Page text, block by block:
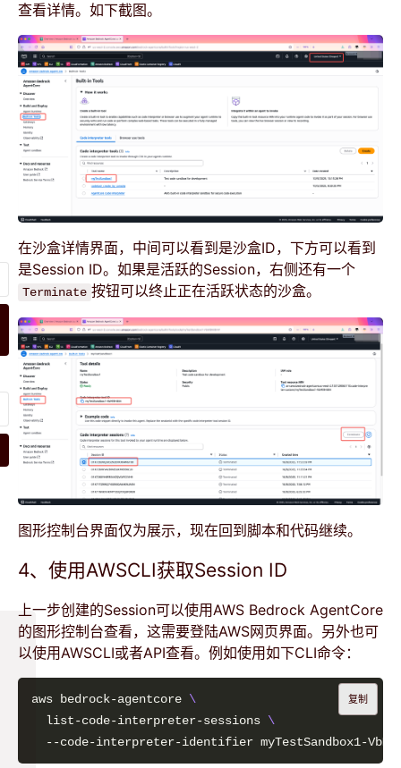
查看详情。如下截图。
在沙盒详情界面，中间可以看到是沙盒ID，下方可以看到
是Session ID。如果是活跃的Session，右侧还有一个
Terminate 按钮可以终止正在活跃状态的沙盒。
图形控制台界面仅为展示，现在回到脚本和代码继续。
4、使用AWSCLI获取Session ID
上一步创建的Session可以使用AWS Bedrock AgentCore
的图形控制台查看，这需要登陆AWS网页界面。另外也可
以使用AWSCLI或者API查看。例如使用如下CLI命令：
aws bedrock-agentcore
  list-code-interpreter-sessions
复制